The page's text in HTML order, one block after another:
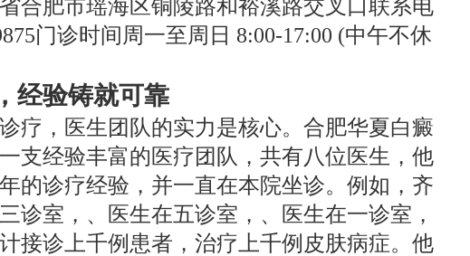
合肥市瑶海区铜陵路和裕溪路交叉口联系电
门诊时间周一至周日 8:00-17:00 (中午不休
经验铸就可靠
疗，医生团队的实力是核心。合肥华夏白癜
支经验丰富的医疗团队，共有八位医生，他
的诊疗经验，并一直在本院坐诊。例如，齐
诊室，、医生在五诊室，、医生在一诊室，
接诊上千例患者，治疗上千例皮肤病症。他